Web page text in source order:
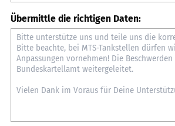
Übermittle die richtigen Daten: